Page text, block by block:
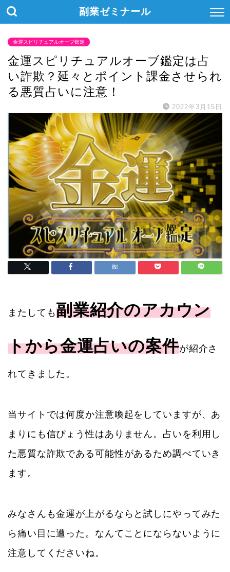
副業ゼミナール
金運スピリチュアルオーブ鑑定
金運スピリチュアルオーブ鑑定は占
い詐欺？延々とポイント課金させられ
る悪質占いに注意！
2022年3月15日
またしても副業紹介のアカウン
トから金運占いの案件が紹介さ
れてきました。
当サイトでは何度か注意喚起をしていますが、あ
まりにも信ぴょう性はありません。占いを利用し
た悪質な詐欺である可能性があるため調べていき
ます。
みなさんも金運が上がるならと試しにやってみた
ら痛い目に遭った。なんてことにならないように
注意してくださいね。